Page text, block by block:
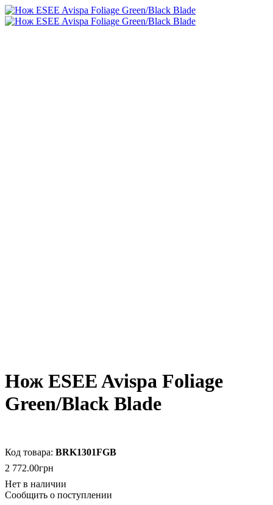
Нож ESEE Avispa Foliage
Green/Black Blade
BRK1301FGB
2 772.00грн
Сообщить о поступлении